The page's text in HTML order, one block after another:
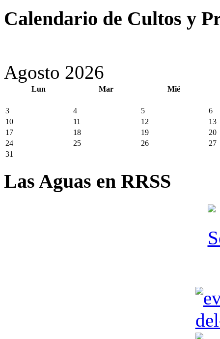
Calendario de Cultos y
Agosto 2026
Lun Mar Mié
3 4 5
6
10
11 12
13
17
18 19
20
24
25 26
27
31
Las Aguas en RRSS